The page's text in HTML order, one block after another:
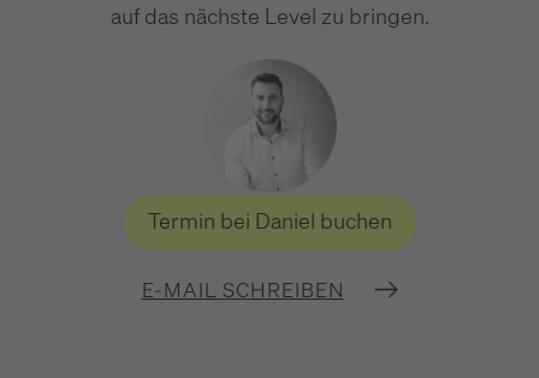
auf das nächste Level zu bringen.
Termin bei Daniel buchen
E-MAIL SCHREIBEN